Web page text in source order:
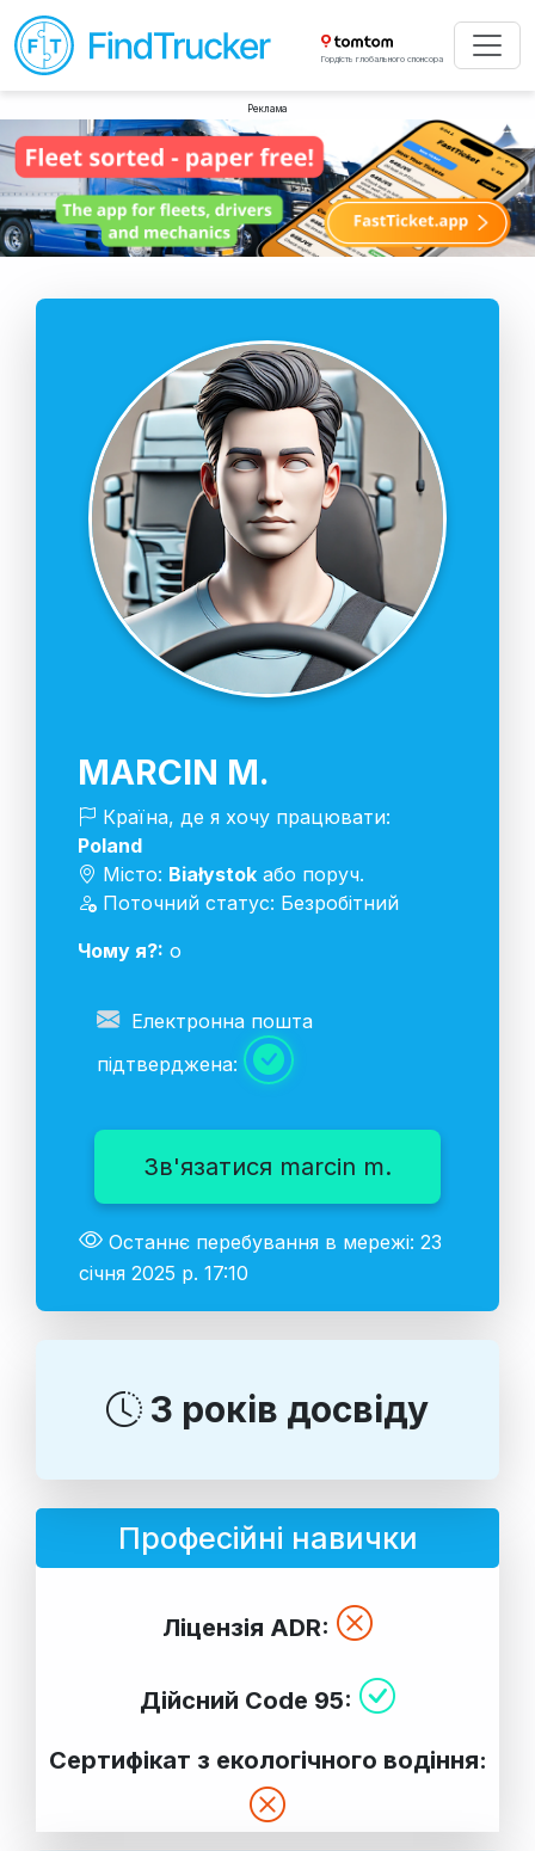
Гордість глобального спонсора
Реклама
MARCIN M.
Країна, де я хочу працювати:
Poland
Місто: Białystok або поруч.
Поточний статус: Безробітний
Чому я?: o
Електронна пошта
підтверджена:
Зв'язатися marcin m.
Останнє перебування в мережі: 23
січня 2025 р. 17:10
3 років досвіду
Професійні навички
Ліцензія ADR:
Дійсний Code 95:
Сертифікат з екологічного водіння: